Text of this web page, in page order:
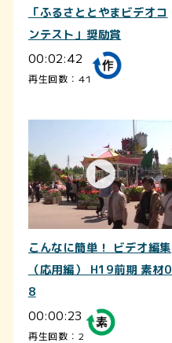
「ふるさととやまビデオコ
ンテスト」奨励賞
00:02:42
再生回数：41
こんなに簡単！ ビデオ編集
（応用編） H19前期 素材0
8
00:00:23
再生回数：2